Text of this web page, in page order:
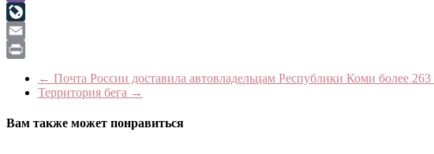
Viber
LiveJournal
Email
← Почта России доставила автовладельцам Республики Коми более
Территория бега →
Вам также может понравиться